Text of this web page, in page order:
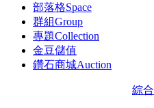
部落格Space
群組Group
專題Collection
金豆儲值
鑽石商城Auction
綜合